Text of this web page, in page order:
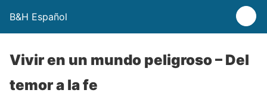
B&H Español
Vivir en un mundo peligroso – Del
temor a la fe